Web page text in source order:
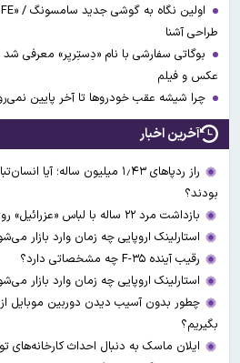
طراحی آشنا
عکس و فیلم
چرا شیشه عقب خودروها تا آخر پایین
آخرین اخبار
راز ردپاهای ۱٫۴۳ میلیون ساله؛
بودند؟
بازداشت مرد ۲۲ ساله با لباس «عزرائیل» روی پشت‌بام بیمارستان
استارلینک اروپایی چه زمان وارد بازار
رقیب آینده F-۳۵ چه مشخصاتی دارد؟
استارلینک اروپایی چه زمان وارد بازار
چطور بدون آسیب دیدن دوربین موبایل
بگیریم؟
ایلان ماسک به دنبال احداث کارخانه‌های